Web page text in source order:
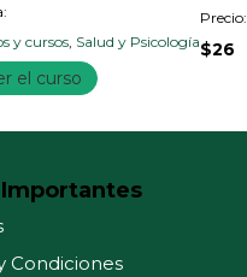
y cursos, Salud y Psicología
Precio:
$26
el curso
Importantes
Condiciones